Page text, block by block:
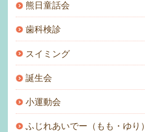
熊日童話会
歯科検診
スイミング
誕生会
小運動会
ふじれあいでー（もも・ゆり）